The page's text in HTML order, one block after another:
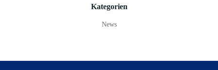
Kategorien
News